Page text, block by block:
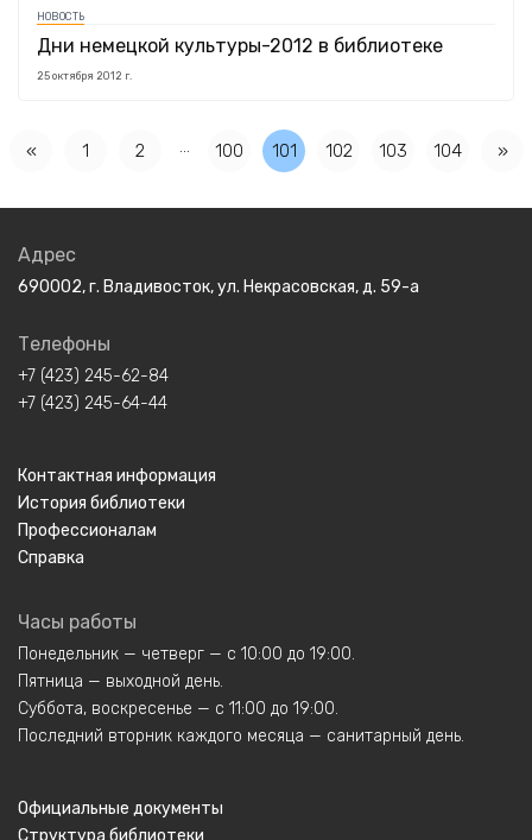
НОВОСТЬ
Дни немецкой культуры-2012 в библиотеке
25 октября 2012 г.
« 1 2 … 100 101 102 103 104 »
Адрес
690002, г. Владивосток, ул. Некрасовская, д. 59-а
Телефоны
+7 (423) 245-62-84
+7 (423) 245-64-44
Контактная информация
История библиотеки
Профессионалам
Справка
Часы работы
Понедельник — четверг — с 10:00 до 19:00.
Пятница — выходной день.
Суббота, воскресенье — с 11:00 до 19:00.
Последний вторник каждого месяца — санитарный день.
Официальные документы